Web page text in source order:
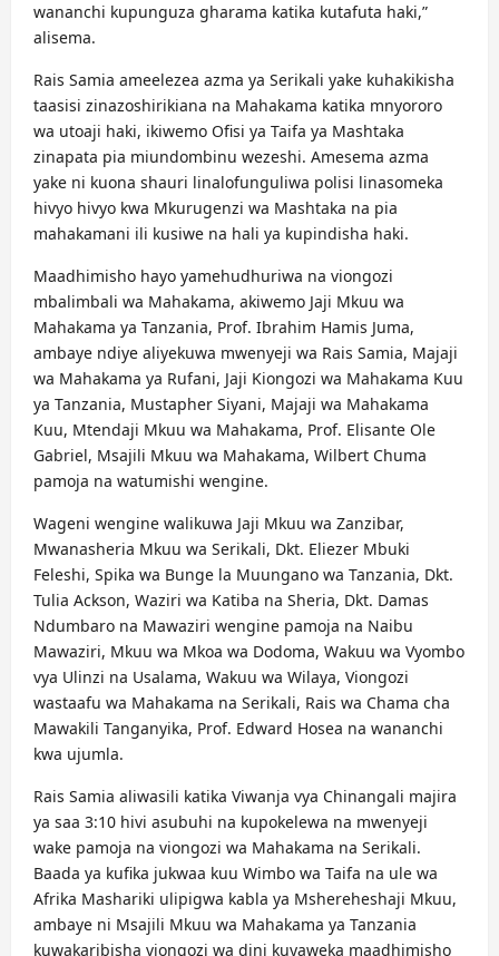
wananchi kupunguza gharama katika kutafuta haki,”
alisema.
Rais Samia ameelezea azma ya Serikali yake kuhakikisha
taasisi zinazoshirikiana na Mahakama katika mnyororo
wa utoaji haki, ikiwemo Ofisi ya Taifa ya Mashtaka
zinapata pia miundombinu wezeshi. Amesema azma
yake ni kuona shauri linalofunguliwa polisi linasomeka
hivyo hivyo kwa Mkurugenzi wa Mashtaka na pia
mahakamani ili kusiwe na hali ya kupindisha haki.
Maadhimisho hayo yamehudhuriwa na viongozi
mbalimbali wa Mahakama, akiwemo Jaji Mkuu wa
Mahakama ya Tanzania, Prof. Ibrahim Hamis Juma,
ambaye ndiye aliyekuwa mwenyeji wa Rais Samia, Majaji
wa Mahakama ya Rufani, Jaji Kiongozi wa Mahakama Kuu
ya Tanzania, Mustapher Siyani, Majaji wa Mahakama
Kuu, Mtendaji Mkuu wa Mahakama, Prof. Elisante Ole
Gabriel, Msajili Mkuu wa Mahakama, Wilbert Chuma
pamoja na watumishi wengine.
Wageni wengine walikuwa Jaji Mkuu wa Zanzibar,
Mwanasheria Mkuu wa Serikali, Dkt. Eliezer Mbuki
Feleshi, Spika wa Bunge la Muungano wa Tanzania, Dkt.
Tulia Ackson, Waziri wa Katiba na Sheria, Dkt. Damas
Ndumbaro na Mawaziri wengine pamoja na Naibu
Mawaziri, Mkuu wa Mkoa wa Dodoma, Wakuu wa Vyombo
vya Ulinzi na Usalama, Wakuu wa Wilaya, Viongozi
wastaafu wa Mahakama na Serikali, Rais wa Chama cha
Mawakili Tanganyika, Prof. Edward Hosea na wananchi
kwa ujumla.
Rais Samia aliwasili katika Viwanja vya Chinangali majira
ya saa 3:10 hivi asubuhi na kupokelewa na mwenyeji
wake pamoja na viongozi wa Mahakama na Serikali.
Baada ya kufika jukwaa kuu Wimbo wa Taifa na ule wa
Afrika Mashariki ulipigwa kabla ya Mshereheshaji Mkuu,
ambaye ni Msajili Mkuu wa Mahakama ya Tanzania
kuwakaribisha viongozi wa dini kuyaweka maadhimisho